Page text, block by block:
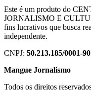
Este é um produto do
JORNALISMO E
fins lucrativos que busca
independente.
CNPJ: 50.213.185/0001-90
Mangue Jornalismo
Todos os direitos